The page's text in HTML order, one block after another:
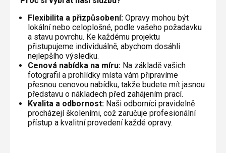
Flexibilita a přizpůsobení: Opravy mohou být
lokální nebo celoplošné, podle vašeho požadavku
a stavu povrchu. Ke každému projektu
přistupujeme individuálně, abychom dosáhli
nejlepšího výsledku.
Cenová nabídka na míru: Na základě vašich
fotografií a prohlídky místa vám připravíme
přesnou cenovou nabídku, takže budete mít jasnou
představu o nákladech před zahájením prací.
Kvalita a odbornost: Naši odborníci pravidelně
procházejí školeními, což zaručuje profesionální
přístup a kvalitní provedení každé opravy.